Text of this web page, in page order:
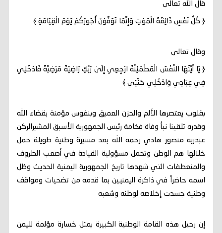
قال الله تعالى
﴿ كُلُّ نَفْسٍ ذَائِقَةُ الْمَوْتِ وَإِنَّمَا تُوَفَّوْنَ أُجُورَكُمْ يَوْمَ الْقِيَامَةِ ﴾
وقال تعالى
﴿ يَا أَيَّتُهَا النَّفْسُ الْمُطْمَئِنَّةُ ارْجِعِي إِلَىٰ رَبِّكِ رَاضِيَةً مَرْضِيَّةً فَادْخُلِي
فِي عِبَادِي وَادْخُلِي جَنَّتِي ﴾
بقلوب يعتصرها الألم والحزن العميق وبنفوس مؤمنة بقضاء الله
وقدره تلقينا نبأ وفاة فخامة رئيس الجمهورية الأسبق المشيرالركن
عبدربه منصور هادي رحمه الله بعد مسيرة وطنية طويلة حمل
خلالها هم الوطن وتحمل مسؤولية القيادة في أصعب الظروف
والمنعطفات التي شهدها تاريخ الجمهورية اليمنية الحديث وظل
اسمه حاضراً في ذاكرة اليمنيين بما قدمه من تضحيات ومواقف
وطنية جسدت إخلاصه لوطنه وشعبه
إن رحيل هذه القامة الوطنية الكبيرة يمثل خسارة مؤلمة لليمن